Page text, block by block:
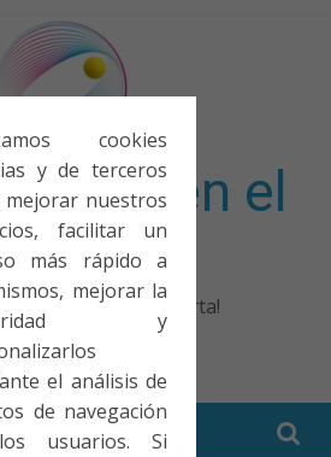
cookies
y de terceros
mejorar nuestros
facilitar un
más rápido a
mejorar la
y
el análisis de
de navegación
usuarios. Si
entra en el
solo el examen importa!